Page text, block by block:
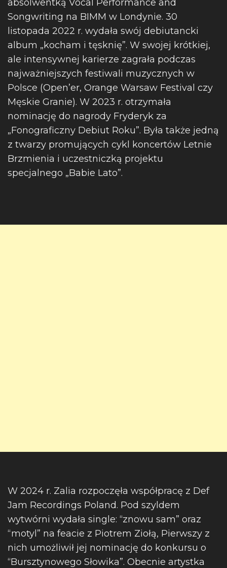
absolwentką Vocal Performance and
Songwriting na BIMM w Londynie. 30
listopada 2022 r. wydała swój debiutancki
album „kocham i tęsknię”. W swojej krótkiej,
ale intensywnej karierze zagrała podczas
najważniejszych festiwali muzycznych w
Polsce (Open’er, Orange Warsaw Festival czy
Męskie Granie). W 2023 r. otrzymała
nominację do nagrody Fryderyk za
„Fonograficzny Debiut Roku”. Była także jedną
z twarzy promujących cykl koncertów Letnie
Brzmienia i uczestniczką projektu
specjalnego „Babie Lato”.
W 2024 r. Zalia rozpoczęła współpracę z Def
Jam Recordings Poland. Pod szyldem
wytwórni wydała single: “znowu sam” oraz
“motyl” na feacie z Piotrem Ziołą, Pierwszy z
nich umożliwił jej nominację do konkursu o
“Bursztynowego Słowika”. Obecnie artystka